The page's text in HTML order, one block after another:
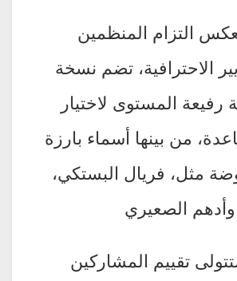
التزام المنظمين
الاحترافية، تضم نسخة
رفيعة المستوى لاختيار
من بينها أسماء بارزة
مثل، فريال البستكي،
الصعيري
تقييم المشاركين